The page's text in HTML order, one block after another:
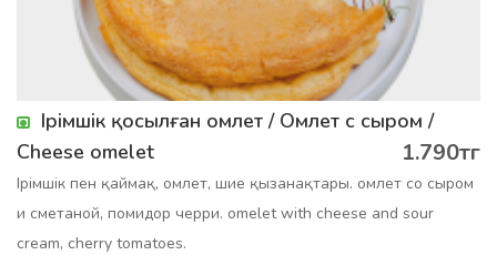
Ірімшік қосылған омлет / Омлет с сыром /
Cheese omelet
1.790тг
Ірімшік пен қаймақ, омлет, шие қызанақтары. омлет со сыром
и сметаной, помидор черри. оmelet with cheese and sour
cream, cherry tomatoes.